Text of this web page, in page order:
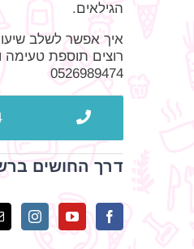
הגילאים.
איך אפשר לשלב
רוצים תוספת טעימה
0526989474
דרך החושים